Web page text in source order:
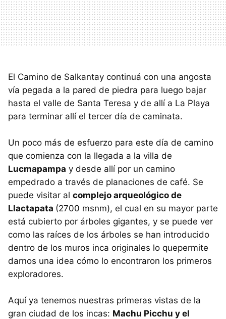
El Camino de Salkantay continuá con una angosta
vía pegada a la pared de piedra para luego bajar
hasta el valle de Santa Teresa y de allí a La Playa
para terminar allí el tercer día de caminata.
Un poco más de esfuerzo para este día de camino
que comienza con la llegada a la villa de
Lucmapampa y desde allí por un camino
empedrado a través de planaciones de café. Se
puede visitar al complejo arqueológico de
Llactapata (2700 msnm), el cual en su mayor parte
está cubierto por árboles gigantes, y se puede ver
como las raíces de los árboles se han introducido
dentro de los muros inca originales lo quepermite
darnos una idea cómo lo encontraron los primeros
exploradores.
Aquí ya tenemos nuestras primeras vistas de la
gran ciudad de los incas: Machu Picchu y el